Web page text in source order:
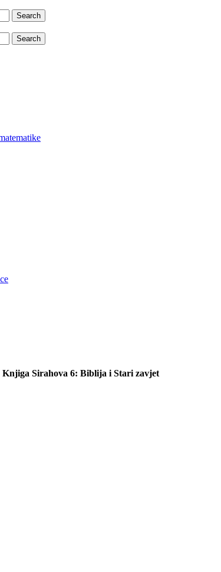
Search
Search
Knjiga Sirahova 6: Biblija i Stari zavjet